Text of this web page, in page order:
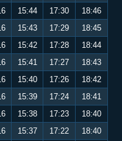
15:44 17:30
18:46
15:43 17:29
18:45
15:42 17:28
18:44
15:41 17:27
18:43
15:40 17:26
18:42
15:39 17:24
18:41
15:38 17:23
18:40
15:37 17:22
18:40